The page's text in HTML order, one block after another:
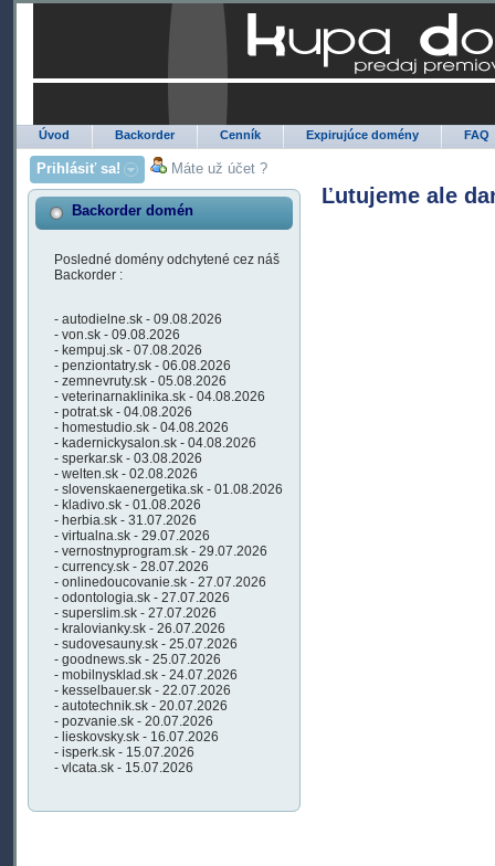
Úvod Backorder Cenník Expirujúce domény FAQ
Prihlásiť sa! Máte už účet ?
Backorder domén
Posledné domény odchytené cez náš
Backorder :
- autodielne.sk - 09.08.2026
- von.sk - 09.08.2026
- kempuj.sk - 07.08.2026
- penziontatry.sk - 06.08.2026
- zemnevruty.sk - 05.08.2026
- veterinarnaklinika.sk - 04.08.2026
- potrat.sk - 04.08.2026
- homestudio.sk - 04.08.2026
- kadernickysalon.sk - 04.08.2026
- sperkar.sk - 03.08.2026
- welten.sk - 02.08.2026
- slovenskaenergetika.sk - 01.08.2026
- kladivo.sk - 01.08.2026
- herbia.sk - 31.07.2026
- virtualna.sk - 29.07.2026
- vernostnyprogram.sk - 29.07.2026
- currency.sk - 28.07.2026
- onlinedoucovanie.sk - 27.07.2026
- odontologia.sk - 27.07.2026
- superslim.sk - 27.07.2026
- kralovianky.sk - 26.07.2026
- sudovesauny.sk - 25.07.2026
- goodnews.sk - 25.07.2026
- mobilnysklad.sk - 24.07.2026
- kesselbauer.sk - 22.07.2026
- autotechnik.sk - 20.07.2026
- pozvanie.sk - 20.07.2026
- lieskovsky.sk - 16.07.2026
- isperk.sk - 15.07.2026
- vlcata.sk - 15.07.2026
Ľutujeme ale